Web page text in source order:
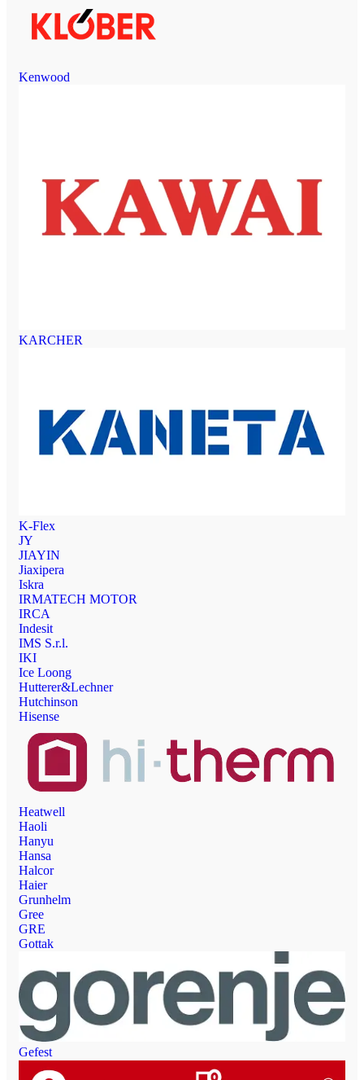
Kenwood
KARCHER
K-Flex
JY
JIAYIN
Jiaxipera
Iskra
IRMATECH MOTOR
IRCA
Indesit
IMS S.r.l.
IKI
Ice Loong
Hutterer&Lechner
Hutchinson
Hisense
Heatwell
Haoli
Hanyu
Hansa
Halcor
Haier
Grunhelm
Gree
GRE
Gottak
Gefest